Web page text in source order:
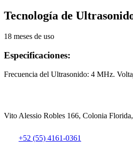
Tecnología de
18 meses de uso
Especificaciones:
Frecuencia del Ultrasonido: 4 MHz.
Vito Alessio Robles 166, Colonia
+52 (55) 4161-0361